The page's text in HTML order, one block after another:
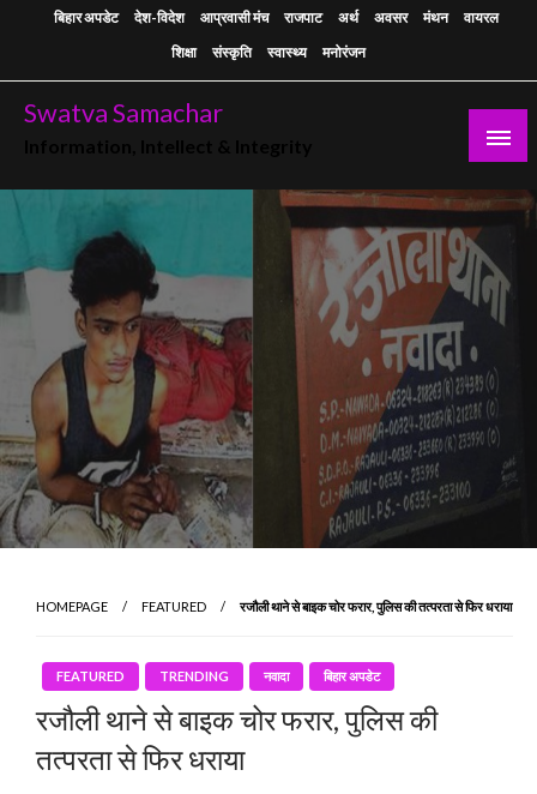
बिहार अपडेट देश-विदेश आप्रवासी मंच राजपाट अर्थ अवसर मंथन
वायरल
शिक्षा
संस्कृति स्वास्थ्य मनोरंजन
Swatva Samachar
HOMEPAGE FEATURED रजौली थाने से बाइक चोर फरार, पुलिस की तत्परता से फिर धराया
FEATURED TRENDING नवादा बिहार अपडेट
रजौली थाने से बाइक चोर फरार, पुलिस की
तत्परता से फिर धराया